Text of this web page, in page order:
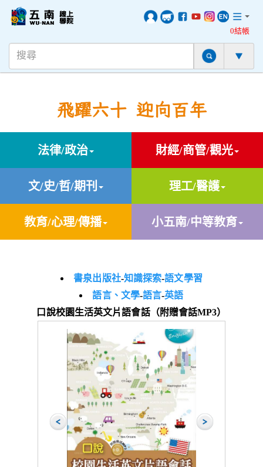
0結帳
飛躍六十 迎向百年
法律/政治 財經/商管/觀光
文/史/哲/期刊 理工/醫護
教育/心理/傳播 小五南/中等教育
書泉出版社-知識探索-語文學習
語言、文學-語言-英語
口說校園生活英文片語會話（附贈會話MP3）